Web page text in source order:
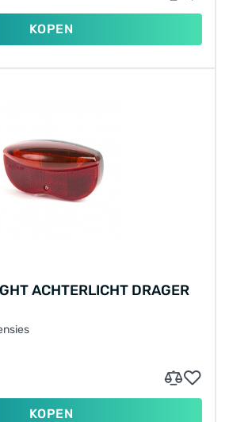
KOPEN
ACHTERLICHT DRAGER
KOPEN